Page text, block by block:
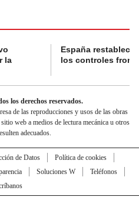
la
España restablece
los controles
los derechos reservados.
de las reproducciones y usos de las obras
web a medios de lectura mecánica u otros
adecuados.
de Datos
Política de cookies
Soluciones W
Teléfonos